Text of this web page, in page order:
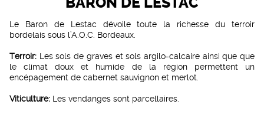
Le Baron de Lestac dévoile toute la richesse du terroir
bordelais sous l’A.O.C. Bordeaux.
Terroir: Les sols de graves et sols argilo-calcaire ainsi que que
le climat doux et humide de la région permettent un
encépagement de cabernet sauvignon et merlot.
Viticulture: Les vendanges sont parcellaires.